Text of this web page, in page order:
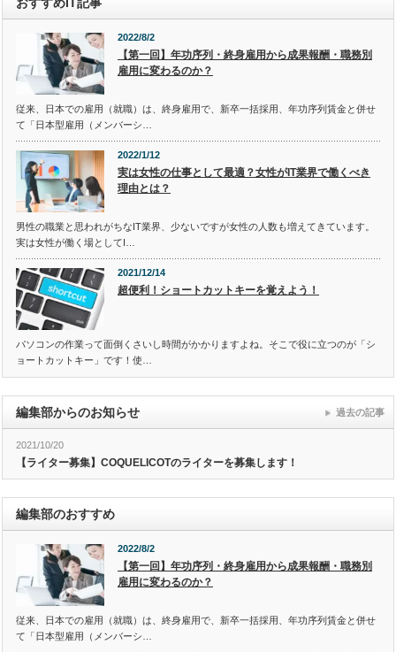
2022/8/2
【第一回】年功序列・終身雇用から成果報酬・職務別
雇用に変わるのか？
従来、日本での雇用（就職）は、終身雇用で、新卒一括採用、年功序列賃金と併せ
て「日本型雇用（メンバーシ…
2022/1/12
実は女性の仕事として最適？女性がIT業界で働くべき
理由とは？
男性の職業と思われがちなIT業界、少ないですが女性の人数も増えてきています。
実は女性が働く場としてI…
2021/12/14
超便利！ショートカットキーを覚えよう！
パソコンの作業って面倒くさいし時間がかかりますよね。そこで役に立つのが「シ
ョートカットキー」です！使…
編集部からのお知らせ
2021/10/20
【ライター募集】COQUELICOTのライターを募集します！
過去の記事
編集部のおすすめ
2022/8/2
【第一回】年功序列・終身雇用から成果報酬・職務別
雇用に変わるのか？
従来、日本での雇用（就職）は、終身雇用で、新卒一括採用、年功序列賃金と併せ
て「日本型雇用（メンバーシ…